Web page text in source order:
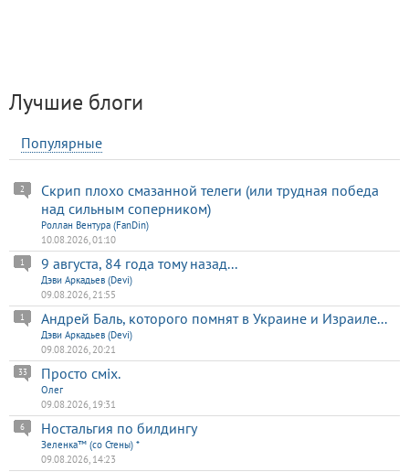
Лучшие блоги
Популярные
Скрип плохо смазанной телеги (или трудная победа
над сильным соперником)
2
Роллан Вентура (FanDin)
10.08.2026, 01:10
9 августа, 84 года тому назад...
1
Дэви Аркадьев (Devi)
09.08.2026, 21:55
Андрей Баль, которого помнят в Украине и Израиле...
1
Дэви Аркадьев (Devi)
09.08.2026, 20:21
Просто сміх.
33
Олег
09.08.2026, 19:31
Ностальгия по билдингу
6
Зеленка™ (со Стены) *
09.08.2026, 14:23